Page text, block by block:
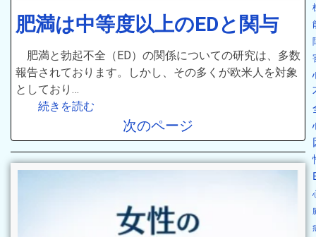
肥満は中等度以上のEDと関与
肥満と勃起不全（ED）の関係についての研究は、多数
報告されております。しかし、その多くが欧米人を対象
としており…
続きを読む
次のページ